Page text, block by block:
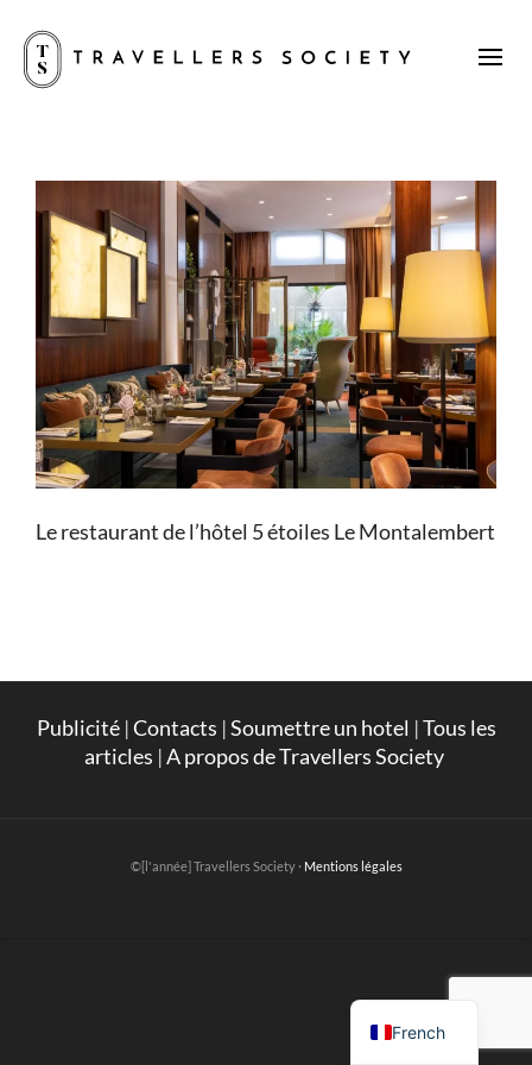
Le restaurant de l’hôtel 5 étoiles Le Montalembert
Publicité|Contacts |Soumettre un hotel |Tous les
articles |A propos de Travellers Society
©[l'année] Travellers Society · Mentions légales
French